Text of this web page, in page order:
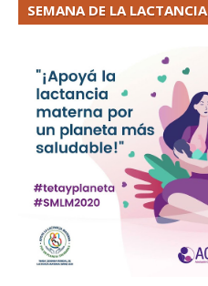
SEMANA DE LA LACTANCIA